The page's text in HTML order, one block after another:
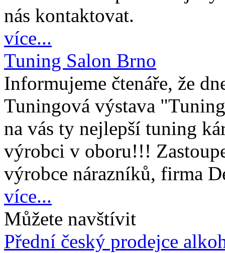
nás kontaktovat.
více...
Tuning Salon Brno
Informujeme čtenáře, že
Tuningová výstava
na vás ty nejlepší tuning
výrobci v oboru!!!
výrobce nárazníků, firma
více...
Můžete navštívit
Přední český prodejce